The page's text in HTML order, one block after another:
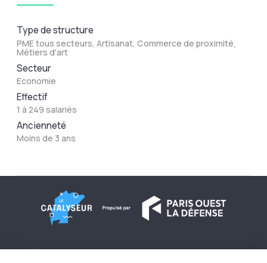
Type de structure
PME tous secteurs, Artisanat, Commerce de proximité,
Métiers d'art
Secteur
Economie
Effectif
1 à 249 salariés
Ancienneté
Moins de 3 ans